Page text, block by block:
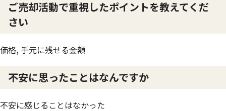
ご売却活動で重視したポイントを教えてくだ
さい
価格, 手元に残せる金額
不安に思ったことはなんですか
不安に感じることはなかった